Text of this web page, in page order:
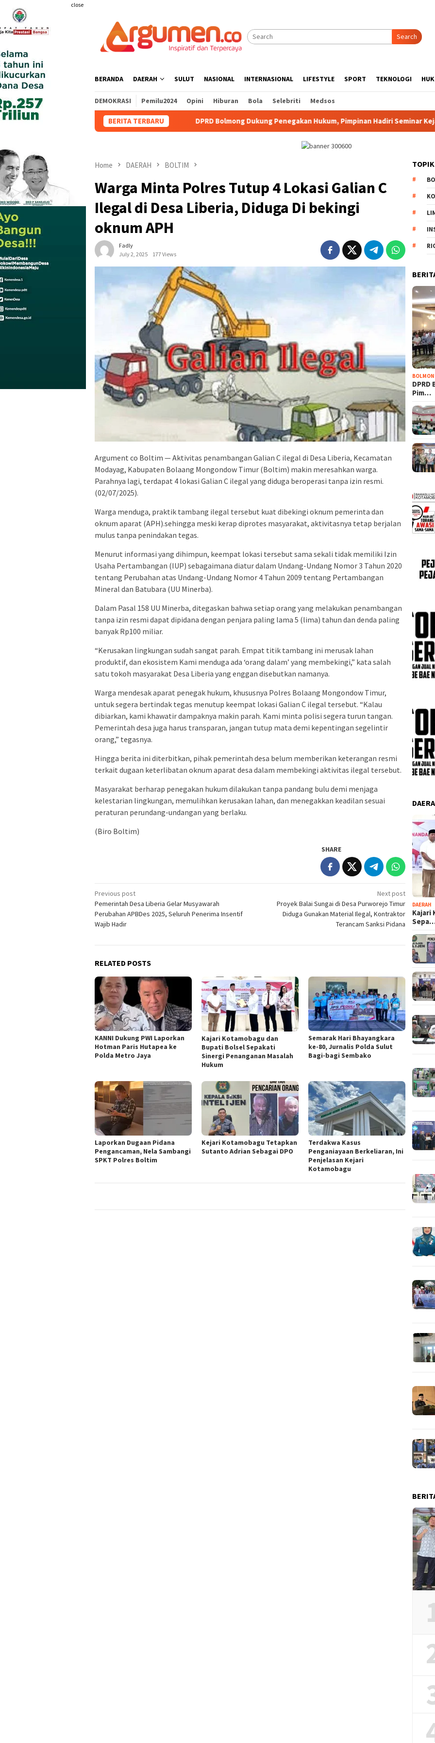
content
close
Search
BERANDA DAERAH SULUT NASIONAL INTERNASIONAL LIFESTYLE SPORT TEKNOLOGI
DEMOKRASI Pemilu2024 Opini Hiburan Bola Selebriti Medsos
BERITA TERBARU
DPRD Bolmong Dukung Penegakan Hukum, Pimpinan Hadiri Seminar Kejari Kotamobagu
Home DAERAH BOLTIM
Warga Minta Polres Tutup 4 Lokasi Galian C
Ilegal di Desa Liberia, Diduga Di bekingi
oknum APH
Fadly
July 2, 2025
177 Views
Argument co Boltim — Aktivitas penambangan Galian C ilegal di Desa Liberia, Kecamatan
Modayag, Kabupaten Bolaang Mongondow Timur (Boltim) makin meresahkan warga.
Parahnya lagi, terdapat 4 lokasi Galian C ilegal yang diduga beroperasi tanpa izin resmi.
(02/07/2025).
Warga menduga, praktik tambang ilegal tersebut kuat dibekingi oknum pemerinta dan
oknum aparat (APH).sehingga meski kerap diprotes masyarakat, aktivitasnya tetap berjalan
mulus tanpa penindakan tegas.
Menurut informasi yang dihimpun, keempat lokasi tersebut sama sekali tidak memiliki Izin
Usaha Pertambangan (IUP) sebagaimana diatur dalam Undang-Undang Nomor 3 Tahun 2020
tentang Perubahan atas Undang-Undang Nomor 4 Tahun 2009 tentang Pertambangan
Mineral dan Batubara (UU Minerba).
Dalam Pasal 158 UU Minerba, ditegaskan bahwa setiap orang yang melakukan penambangan
tanpa izin resmi dapat dipidana dengan penjara paling lama 5 (lima) tahun dan denda paling
banyak Rp100 miliar.
“Kerusakan lingkungan sudah sangat parah. Empat titik tambang ini merusak lahan
produktif, dan ekosistem Kami menduga ada ‘orang dalam’ yang membekingi,” kata salah
satu tokoh masyarakat Desa Liberia yang enggan disebutkan namanya.
Warga mendesak aparat penegak hukum, khususnya Polres Bolaang Mongondow Timur,
untuk segera bertindak tegas menutup keempat lokasi Galian C ilegal tersebut. “Kalau
dibiarkan, kami khawatir dampaknya makin parah. Kami minta polisi segera turun tangan.
Pemerintah desa juga harus transparan, jangan tutup mata demi kepentingan segelintir
orang,” tegasnya.
Hingga berita ini diterbitkan, pihak pemerintah desa belum memberikan keterangan resmi
terkait dugaan keterlibatan oknum aparat desa dalam membekingi aktivitas ilegal tersebut.
Masyarakat berharap penegakan hukum dilakukan tanpa pandang bulu demi menjaga
kelestarian lingkungan, memulihkan kerusakan lahan, dan menegakkan keadilan sesuai
peraturan perundang-undangan yang berlaku.
(Biro Boltim)
SHARE
Post
navigation
Previous post
Pemerintah Desa Liberia Gelar Musyawarah
Perubahan APBDes 2025, Seluruh Penerima Insentif
Wajib Hadir
Next post
Proyek Balai Sungai di Desa Purworejo Timur
Diduga Gunakan Material Ilegal, Kontraktor
Terancam Sanksi Pidana
RELATED POSTS
KANNI Dukung PWI Laporkan
Hotman Paris Hutapea ke
Polda Metro Jaya
Kajari Kotamobagu dan
Bupati Bolsel Sepakati
Sinergi Penanganan Masalah
Hukum
Semarak Hari Bhayangkara
ke-80, Jurnalis Polda Sulut
Bagi-bagi Sembako
Laporkan Dugaan Pidana
Pengancaman, Nela Sambangi
SPKT Polres Boltim
Kejari Kotamobagu Tetapkan
Sutanto Adrian Sebagai DPO
Terdakwa Kasus
Penganiayaan Berkeliaran, Ini
Penjelasan Kejari
Kotamobagu
Pim…
DAERAH
Kajari